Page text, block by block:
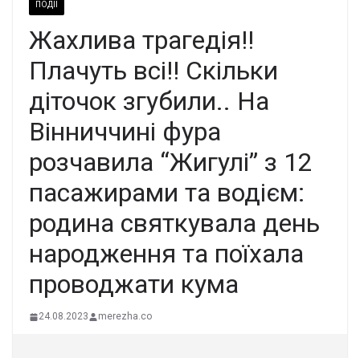
ПОДІЇ
Жахлива трагедія!!
Плачуть всі!! Скільки
діточок згубили.. На
Вінниччині фура
розчавила “Жигулі” з 12
пасажирами та водієм:
родина святкувала день
народження та поїхала
проводжати кума
24.08.2023 merezha.co